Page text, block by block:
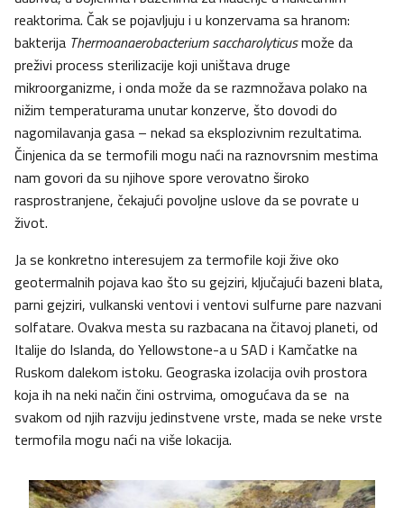
reaktorima. Čak se pojavljuju i u konzervama sa hranom:
bakterija Thermoanaerobacterium saccharolyticusmože da
preživi process sterilizacije koji uništava druge
mikroorganizme, i onda može da se razmnožava polako na
nižim temperaturama unutar konzerve, što dovodi do
nagomilavanja gasa – nekad sa eksplozivnim rezultatima.
Činjenica da se termofili mogu naći na raznovrsnim mestima
nam govori da su njihove spore verovatno široko
rasprostranjene, čekajući povoljne uslove da se povrate u
život.
Ja se konkretno interesujem za termofile koji žive oko
geotermalnih pojava kao što su gejziri, ključajući bazeni blata,
parni gejziri, vulkanski ventovi i ventovi sulfurne pare nazvani
solfatare. Ovakva mesta su razbacana na čitavoj planeti, od
Italije do Islanda, do Yellowstone-a u SAD i Kamčatke na
Ruskom dalekom istoku. Geograska izolacija ovih prostora
koja ih na neki način čini ostrvima, omogućava da se na
svakom od njih razviju jedinstvene vrste, mada se neke vrste
termofila mogu naći na više lokacija.